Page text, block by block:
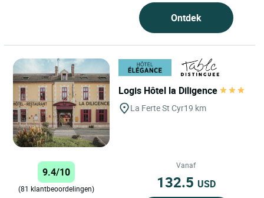
Ontdek
Logis Hôtel la Diligence
La Ferte St Cyr19 km
9.4/10
(81 klantbeoordelingen)
Vanaf
132.5 USD